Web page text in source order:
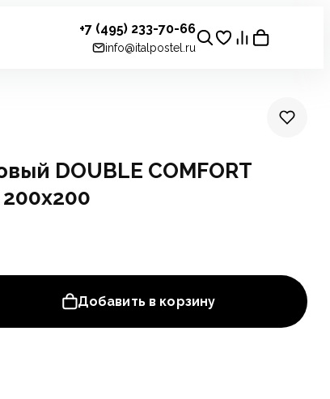
+7 (495) 233-70-66
info@italpostel.ru
DOUBLE COMFORT
200х200
Добавить в корзину